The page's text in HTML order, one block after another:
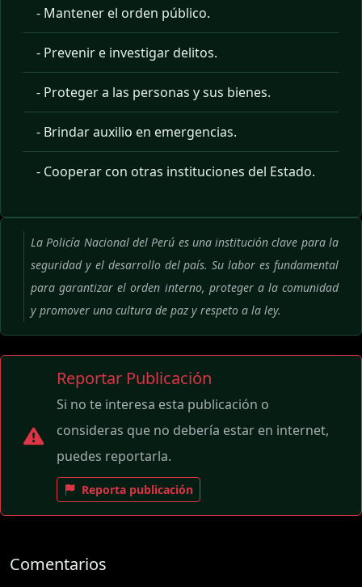
- Mantener el orden público.
- Prevenir e investigar delitos.
- Proteger a las personas y sus bienes.
- Brindar auxilio en emergencias.
- Cooperar con otras instituciones del Estado.
La Policía Nacional del Perú es una institución clave para la
seguridad y el desarrollo del país. Su labor es fundamental
para garantizar el orden interno, proteger a la comunidad
y promover una cultura de paz y respeto a la ley.
Reportar Publicación
Si no te interesa esta publicación o
consideras que no debería estar en internet,
puedes reportarla.
Reporta publicación
Comentarios